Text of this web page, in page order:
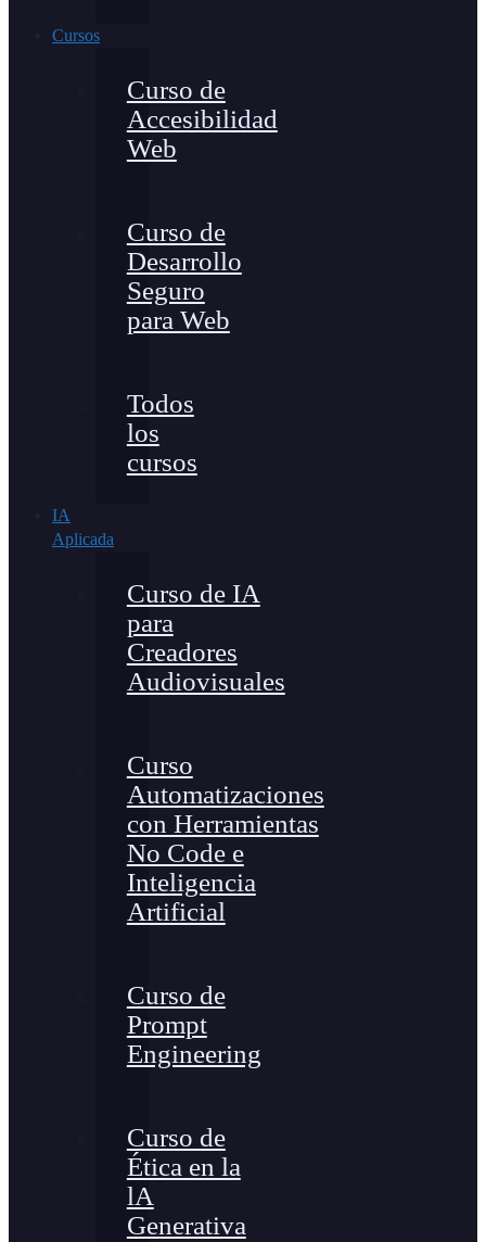
Cursos
Curso de
Accesibilidad
Web
Curso de
Desarrollo
Seguro
para Web
Todos
los
cursos
IA
Aplicada
Curso de IA
para
Creadores
Audiovisuales
Curso
Automatizaciones
con Herramientas
No Code e
Inteligencia
Artificial
Curso de
Prompt
Engineering
Curso de
Ética en la
lA
Generativa